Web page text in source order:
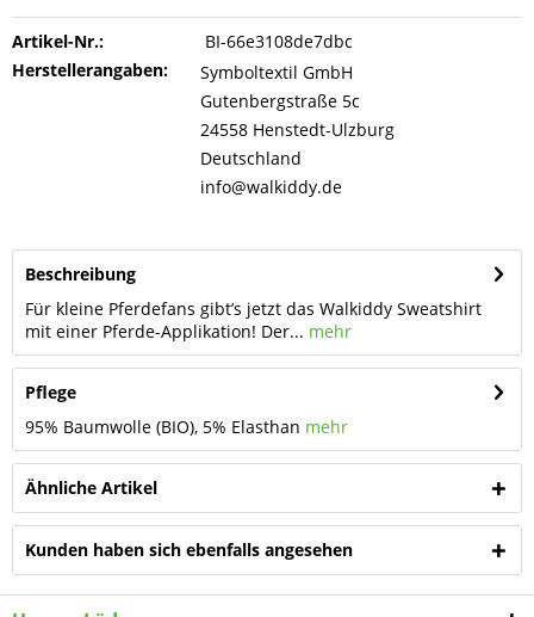
Artikel-Nr.:
BI-66e3108de7dbc
Herstellerangaben:
Symboltextil GmbH
Gutenbergstraße 5c
24558 Henstedt-Ulzburg
Deutschland
info@walkiddy.de
Beschreibung
Für kleine Pferdefans gibt’s jetzt das Walkiddy Sweatshirt
mit einer Pferde-Applikation! Der... mehr
Pflege
95% Baumwolle (BIO), 5% Elasthan mehr
Ähnliche Artikel
Kunden haben sich ebenfalls angesehen